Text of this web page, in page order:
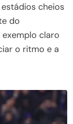
cheios
do
exemplo claro
o ritmo e a